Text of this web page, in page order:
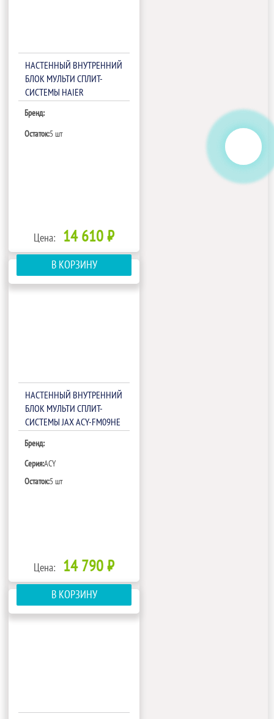
НАСТЕННЫЙ ВНУТРЕННИЙ
БЛОК МУЛЬТИ СПЛИТ-
СИСТЕМЫ HAIER
Бренд:
Остаток:5 шт
Цена: 14 610 ₽
В КОРЗИНУ
НАСТЕННЫЙ ВНУТРЕННИЙ
БЛОК МУЛЬТИ СПЛИТ-
СИСТЕМЫ JAX ACY-FM09HE
Бренд:
Серия:ACY
Остаток:5 шт
Цена: 14 790 ₽
В КОРЗИНУ